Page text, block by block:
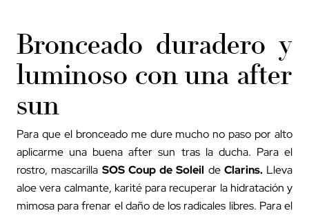
Bronceado duradero y
luminoso con una after
sun
Para que el bronceado me dure mucho no paso por alto
aplicarme una buena after sun tras la ducha. Para el
rostro, mascarilla SOS Coup de Soleil de Clarins.Lleva
aloe vera calmante, karité para recuperar la hidratación y
mimosa para frenar el daño de los radicales libres. Para el